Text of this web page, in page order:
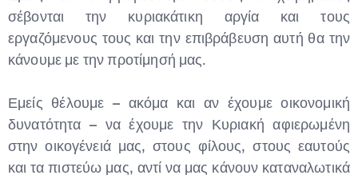
σέβονται την κυριακάτικη αργία και τους
εργαζόμενους τους και την επιβράβευση αυτή θα την
κάνουμε με την προτίμησή μας.
Εμείς θέλουμε – ακόμα και αν έχουμε οικονομική
δυνατότητα – να έχουμε την Κυριακή αφιερωμένη
στην οικογένειά μας, στους φίλους, στους εαυτούς
και τα πιστεύω μας, αντί να μας κάνουν καταναλωτικά